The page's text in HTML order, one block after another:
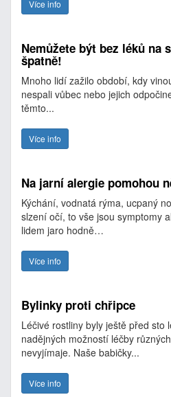
Více info
Nemůžete být bez léků na
špatně!
Mnoho lidí zažilo období, kdy
nespali vůbec nebo jejich
těmto...
Více info
Na jarní alergie pomohou
Kýchání, vodnatá rýma, ucpaný
slzení očí, to vše jsou symptomy
lidem jaro hodně…
Více info
Bylinky proti chřipce
Léčivé rostliny byly ještě před sto
nadějných možností léčby
nevyjímaje. Naše babičky...
Více info